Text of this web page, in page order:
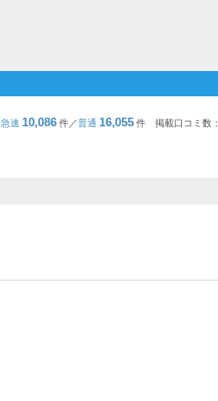
急速 10,086 件／普通 16,055 件 掲載口コミ数：